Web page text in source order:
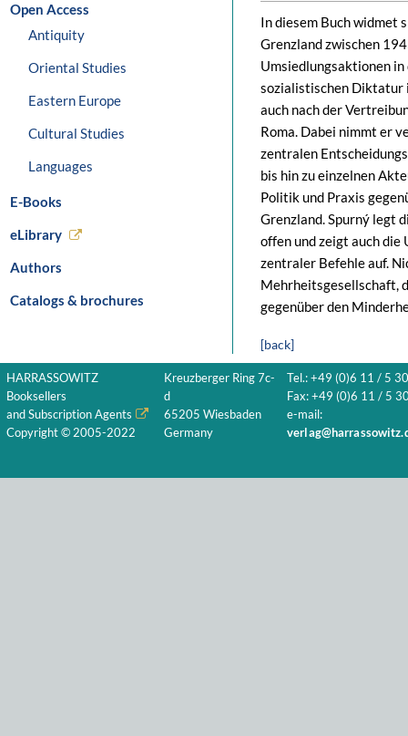
Open Access
Antiquity
Oriental Studies
Eastern Europe
Cultural Studies
Languages
E-Books
eLibrary
Authors
Catalogs & brochures
In diesem Buch widmet
Grenzland zwischen
Umsiedlungsaktionen
sozialistischen Diktatur
auch nach der
Roma. Dabei nimmt er
zentralen
bis hin zu einzelnen
Politik und Praxis
Grenzland. Spurný legt
offen und zeigt auch
zentraler Befehle auf.
Mehrheitsgesellschaft,
gegenüber den
[back]
HARRASSOWITZ
Booksellers
and Subscription Agents
Copyright © 2005-2022
Kreuzberger Ring 7c-
d
65205 Wiesbaden
Germany
Tel.: +49 (0)6 11 / 5
Fax: +49 (0)6 11 / 5
e-mail: